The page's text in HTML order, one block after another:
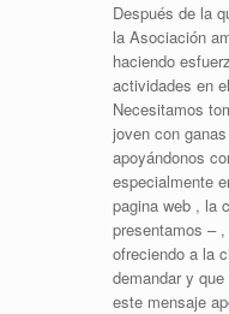
Después de la
la Asociación
haciendo
actividades en
Necesitamos
joven con
apoyándonos
especialmente
pagina web , la
presentamos –
ofreciendo a la
demandar y
este mensaje